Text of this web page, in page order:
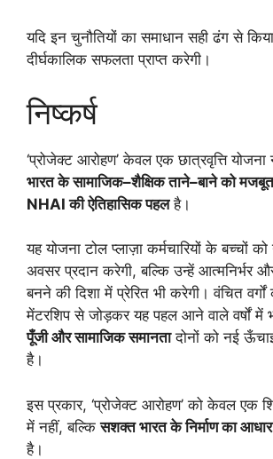
यदि इन चुनौतियों का समाधान सही ढंग से
दीर्घकालिक सफलता प्राप्त करेगी।
निष्कर्ष
‘प्रोजेक्ट आरोहण’ केवल एक छात्रवृत्ति योजना
भारत के सामाजिक–शैक्षिक ताने–बाने को
NHAI की ऐतिहासिक पहलहै।
यह योजना टोल प्लाज़ा कर्मचारियों के बच्चों
अवसर प्रदान करेगी, बल्कि उन्हें आत्मनिर्भर
बनने की दिशा में प्रेरित भी करेगी। वंचित वर्गों
मेंटरशिप से जोड़कर यह पहल आने वाले वर्षों में
पूँजी और सामाजिक समानतादोनों को नई
है।
इस प्रकार, ‘प्रोजेक्ट आरोहण’ को केवल एक
में नहीं, बल्किसशक्त भारत के निर्माण का आधार
है।